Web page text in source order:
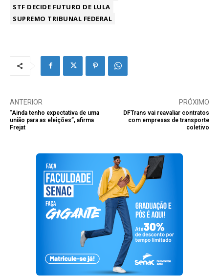
STF DECIDE FUTURO DE LULA
SUPREMO TRIBUNAL FEDERAL
ANTERIOR
“Ainda tenho expectativa de uma
união para as eleições”, afirma
Frejat
PRÓXIMO
DFTrans vai reavaliar contratos
com empresas de transporte
coletivo